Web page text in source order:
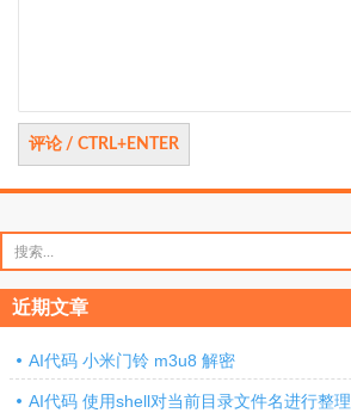
索：
近期文章
AI代码 小米门铃 m3u8 解密
AI代码 使用shell对当前目录文件名进行整理